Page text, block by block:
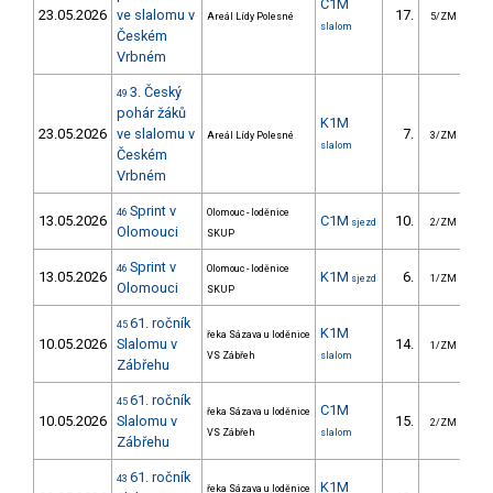
23.05.2026 ve slalomu v
Českém
Vrbném
Areál Lídy Polesné
C1M
slalom
17. 5/ZM
23.05.2026
49 3. Český
pohár žáků
ve slalomu v
Českém
Vrbném
Areál Lídy Polesné
K1M
slalom
7. 3/ZM
13.05.2026 46 Sprint v
Olomouci
Olomouc - loděnice
SKUP
C1M sjezd 10. 2/ZM
13.05.2026 46 Sprint v
Olomouci
Olomouc - loděnice
SKUP
K1M sjezd 6. 1/ZM
10.05.2026
45 61. ročník
Slalomu v
Zábřehu
řeka Sázava u loděnice
VS Zábřeh
K1M
slalom
14. 1/ZM
10.05.2026
45 61. ročník
Slalomu v
Zábřehu
řeka Sázava u loděnice
VS Zábřeh
C1M
slalom
15. 2/ZM
43 61. ročník
řeka Sázava u loděnice
K1M